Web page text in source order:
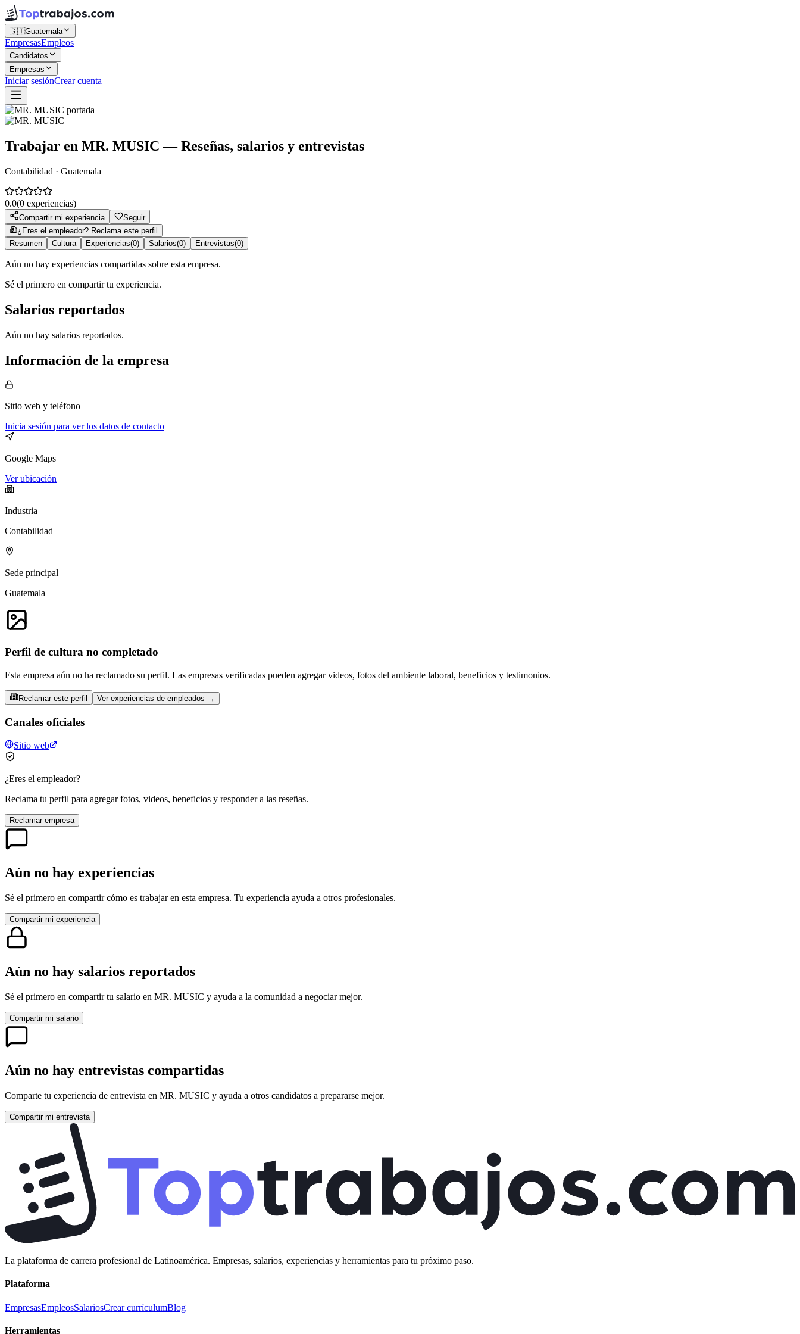
🇬🇹Guatemala
EmpresasEmpleos
Candidatos
Empresas
Iniciar sesiónCrear cuenta
Trabajar en MR. MUSIC — Reseñas, salarios y entrevistas
Contabilidad · Guatemala
0.0(0 experiencias)
Compartir mi experiencia
Seguir
¿Eres el empleador? Reclama este perfil
Resumen
Cultura Experiencias(0) Salarios(0) Entrevistas(0)
Aún no hay experiencias compartidas sobre esta empresa.
Sé el primero en compartir tu experiencia.
Salarios reportados
Aún no hay salarios reportados.
Información de la empresa
Sitio web y teléfono
Inicia sesión para ver los datos de contacto
Google Maps
Ver ubicación
Industria
Contabilidad
Sede principal
Guatemala
Perfil de cultura no completado
Esta empresa aún no ha reclamado su perfil. Las empresas verificadas pueden agregar videos, fotos del ambiente laboral, beneficios y testimonios.
Reclamar este perfil Ver experiencias de empleados →
Canales oficiales
Sitio web
¿Eres el empleador?
Reclama tu perfil para agregar fotos, videos, beneficios y responder a las reseñas.
Reclamar empresa
Aún no hay experiencias
Sé el primero en compartir cómo es trabajar en esta empresa. Tu experiencia ayuda a otros profesionales.
Compartir mi experiencia
Aún no hay salarios reportados
Sé el primero en compartir tu salario en MR. MUSIC y ayuda a la comunidad a negociar mejor.
Compartir mi salario
Aún no hay entrevistas compartidas
Comparte tu experiencia de entrevista en MR. MUSIC y ayuda a otros candidatos a prepararse mejor.
Compartir mi entrevista
La plataforma de carrera profesional de Latinoamérica. Empresas, salarios, experiencias y herramientas para tu próximo paso.
Plataforma
EmpresasEmpleosSalariosCrear currículumBlog
Herramientas